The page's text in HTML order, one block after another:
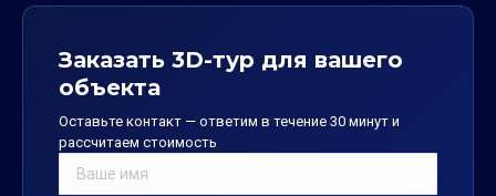
Заказать 3D-тур для вашего
объекта
Оставьте контакт — ответим в течение 30 минут и
рассчитаем стоимость